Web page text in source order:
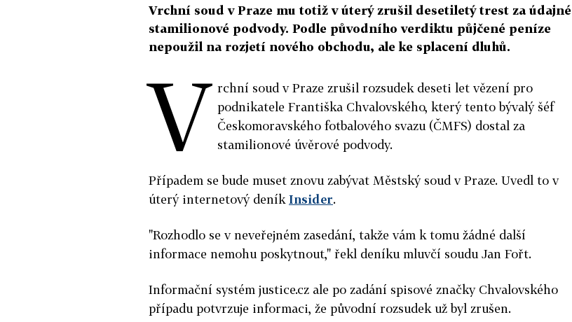
Vrchní soud v Praze mu totiž v úterý zrušil desetiletý trest za údajné
stamilionové podvody. Podle původního verdiktu půjčené peníze
nepoužil na rozjetí nového obchodu, ale ke splacení dluhů.
V rchní soud v Praze zrušil rozsudek deseti let vězení pro
podnikatele Františka Chvalovského, který tento bývalý šéf
Českomoravského fotbalového svazu (ČMFS) dostal za
stamilionové úvěrové podvody.
Případem se bude muset znovu zabývat Městský soud v Praze. Uvedl to v
úterý internetový deník Insider.
"Rozhodlo se v neveřejném zasedání, takže vám k tomu žádné další
informace nemohu poskytnout," řekl deníku mluvčí soudu Jan Fořt.
Informační systém justice.cz ale po zadání spisové značky Chvalovského
případu potvrzuje informaci, že původní rozsudek už byl zrušen.